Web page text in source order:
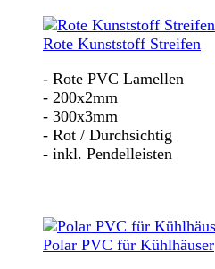
Rote Kunststoff Streifen
- Rote PVC Lamellen
- 200x2mm
- 300x3mm
- Rot / Durchsichtig
- inkl. Pendelleisten
Polar PVC für Kühlhäuser